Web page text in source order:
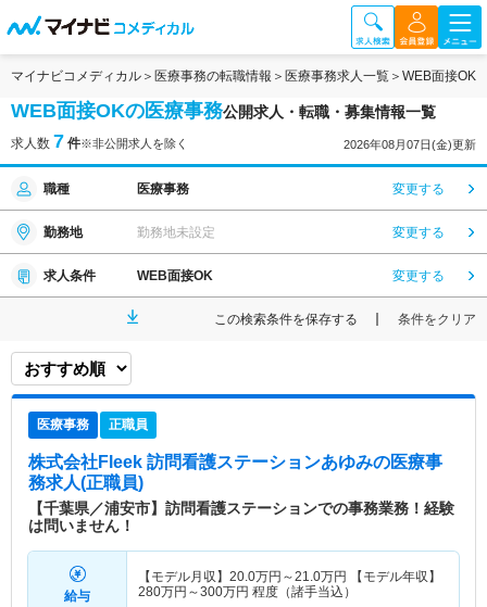
マイナビコメディカル 医療事務の転職情報 医療事務求人一覧 WEB面接OK
WEB面接OKの医療事務公開求人・転職・募集情報一覧
求人数 7 件※非公開求人を除く 2026年08月07日(金)更新
職種 医療事務 変更する
勤務地 勤務地未設定 変更する
求人条件 WEB面接OK 変更する
この検索条件を保存する 条件をクリア
医療事務 正職員
株式会社Fleek 訪問看護ステーションあゆみの医療事
務求人(正職員)
【千葉県／浦安市】訪問看護ステーションでの事務業務！経験
は問いません！
給与
【モデル月収】 20.0万円～21.0万円
【モデル年収】
280万円～300万円 程度（諸手当込）